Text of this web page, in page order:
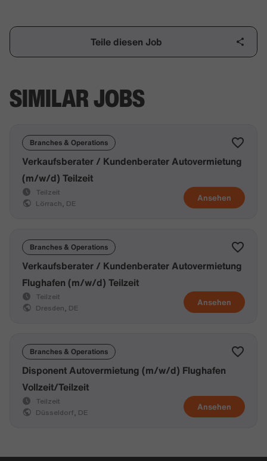
Teile diesen Job
SIMILAR JOBS
Branches & Operations
Ansehen
Verkaufsberater / Kundenberater Autovermietung
(m/w/d) Teilzeit
Teilzeit
Lörrach, DE
Branches & Operations
Ansehen
Verkaufsberater / Kundenberater Autovermietung
Flughafen (m/w/d) Teilzeit
Teilzeit
Dresden, DE
Branches & Operations
Ansehen
Disponent Autovermietung (m/w/d) Flughafen
Vollzeit/Teilzeit
Teilzeit
Düsseldorf, DE